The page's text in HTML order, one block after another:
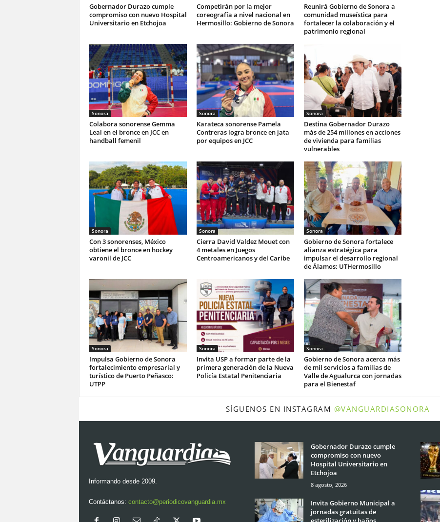
Gobernador Durazo cumple
compromiso con nuevo Hospital
Universitario en Etchojoa
Competirán por la mejor
coreografía a nivel nacional en
Hermosillo: Gobierno de Sonora
Reunirá Gobierno de Sonora a
comunidad museística para
fortalecer la colaboración y el
patrimonio regional
Sonora
Colabora sonorense Gemma
Leal en el bronce en JCC en
handball femenil
Sonora
Karateca sonorense Pamela
Contreras logra bronce en jata
por equipos en JCC
Sonora
Destina Gobernador Durazo
más de 254 millones en acciones
de vivienda para familias
vulnerables
Sonora
Con 3 sonorenses, México
obtiene el bronce en hockey
varonil de JCC
Sonora
Cierra David Valdez Mouet con
4 metales en Juegos
Centroamericanos y del Caribe
Sonora
Gobierno de Sonora fortalece
alianza estratégica para
impulsar el desarrollo regional
de Álamos: UTHermosillo
Sonora
Impulsa Gobierno de Sonora
fortalecimiento empresarial y
turístico de Puerto Peñasco:
UTPP
Sonora
Invita USP a formar parte de la
primera generación de la Nueva
Policía Estatal Penitenciaria
Sonora
Gobierno de Sonora acerca más
de mil servicios a familias de
Valle de Agualurca con jornadas
para el Bienestaf
SÍGUENOS EN INSTAGRAM @VANGUARDIASONORA
Informando desde 2009.
Contáctanos: contacto@periodicovanguardia.mx
Gobernador Durazo cumple
compromiso con nuevo
Hospital Universitario en
Etchojoa
8 agosto, 2026
Invita Gobierno Municipal a
jornadas gratuitas de